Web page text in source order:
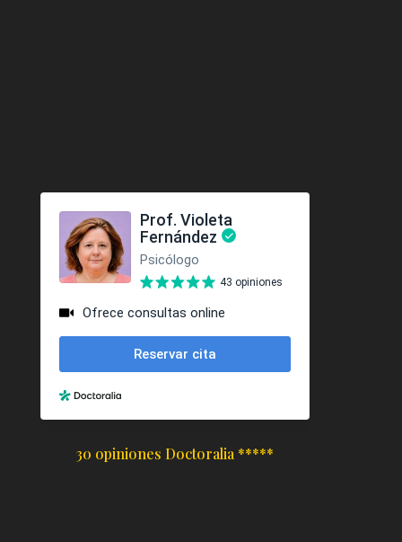
30 opiniones Doctoralia *****